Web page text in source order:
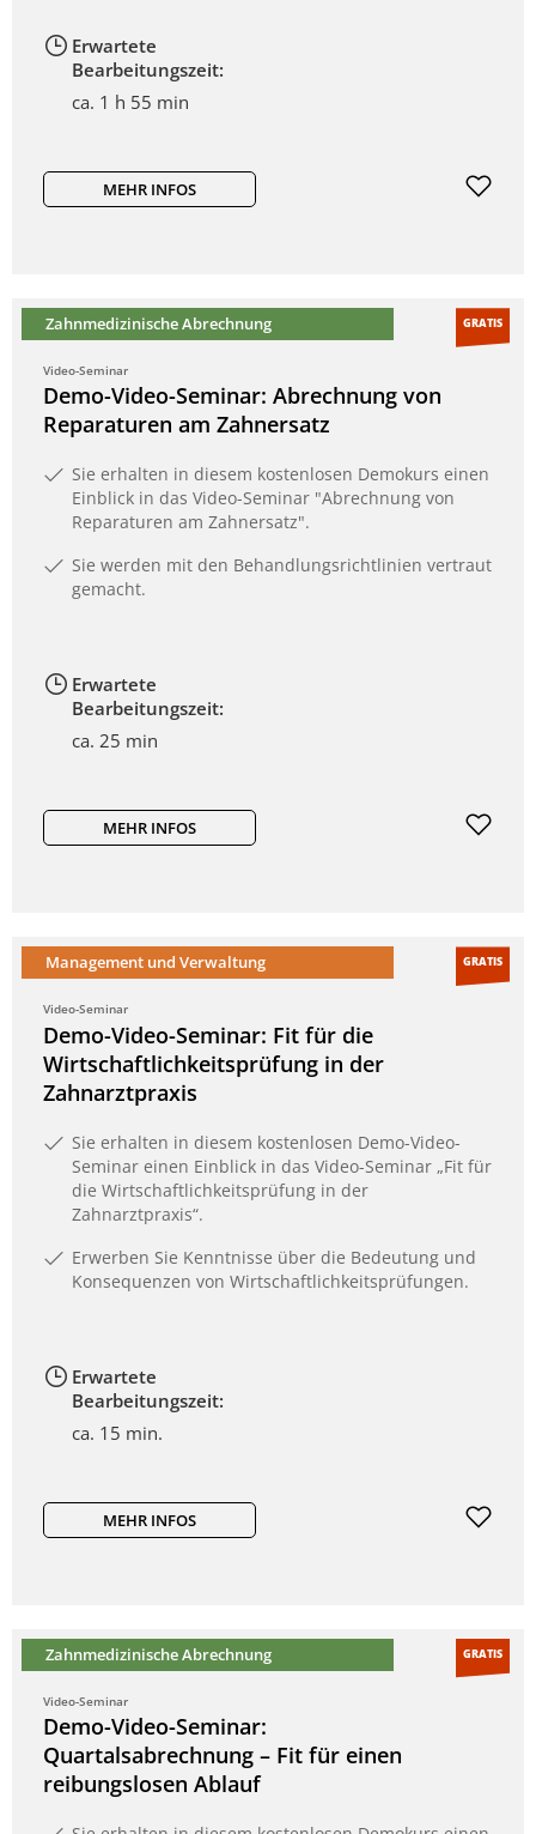
Erwartete
Bearbeitungszeit:
ca. 1 h 55 min
MEHR INFOS
Zahnmedizinische Abrechnung GRATIS
Video-Seminar
Demo-Video-Seminar: Abrechnung von
Reparaturen am Zahnersatz
Sie erhalten in diesem kostenlosen Demokurs einen
Einblick in das Video-Seminar "Abrechnung von
Reparaturen am Zahnersatz".
Sie werden mit den Behandlungsrichtlinien vertraut
gemacht.
Erwartete
Bearbeitungszeit:
ca. 25 min
MEHR INFOS
Management und Verwaltung GRATIS
Video-Seminar
Demo-Video-Seminar: Fit für die
Wirtschaftlichkeitsprüfung in der
Zahnarztpraxis
Sie erhalten in diesem kostenlosen Demo-Video-
Seminar einen Einblick in das Video-Seminar „Fit für
die Wirtschaftlichkeitsprüfung in der
Zahnarztpraxis“.
Erwerben Sie Kenntnisse über die Bedeutung und
Konsequenzen von Wirtschaftlichkeitsprüfungen.
Erwartete
Bearbeitungszeit:
ca. 15 min.
MEHR INFOS
Zahnmedizinische Abrechnung GRATIS
Video-Seminar
Demo-Video-Seminar:
Quartalsabrechnung – Fit für einen
reibungslosen Ablauf